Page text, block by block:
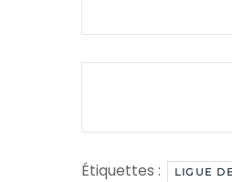
Étiquettes : LIGUE